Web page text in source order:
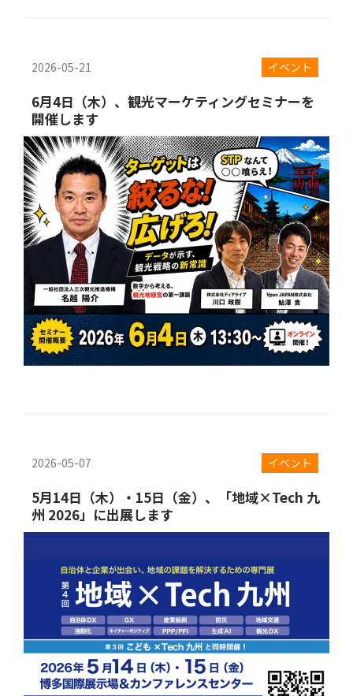
2026-05-21 イベント
6月4日（木）、観光マーケティングセミナーを
開催します
2026-05-07 イベント
5月14日（木）・15日（金）、「地域×Tech 九
州 2026」に出展します